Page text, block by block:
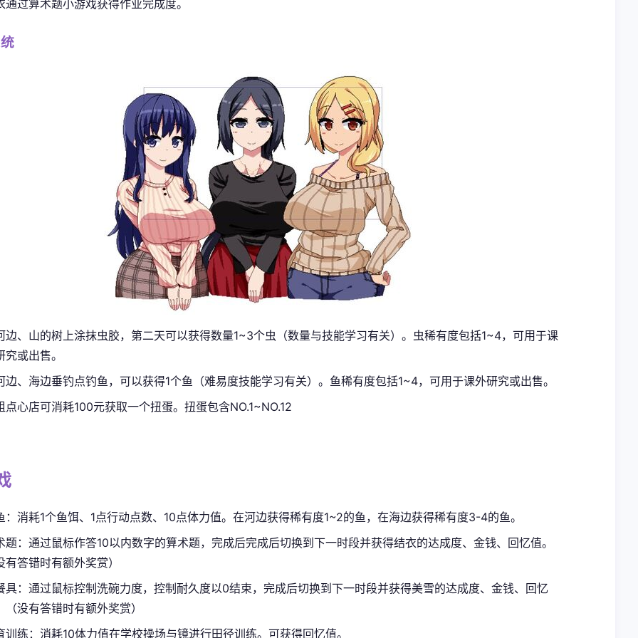
通过算术题小游戏获得作业完成度。
边、山的树上涂抹虫胶，第二天可以获得数量1~3个虫（数量与技能学习有关）。虫稀有度包括1~4，可用于课
究或出售。
边、海边垂钓点钓鱼，可以获得1个鱼（难易度技能学习有关）。鱼稀有度包括1~4，可用于课外研究或出售。
点心店可消耗100元获取一个扭蛋。扭蛋包含NO.1~NO.12
：消耗1个鱼饵、1点行动点数、10点体力值。在河边获得稀有度1~2的鱼，在海边获得稀有度3-4的鱼。
题：通过鼠标作答10以内数字的算术题，完成后完成后切换到下一时段并获得结衣的达成度、金钱、回忆值。
有答错时有额外奖赏）
具：通过鼠标控制洗碗力度，控制耐久度以0结束，完成后切换到下一时段并获得美雪的达成度、金钱、回忆
（没有答错时有额外奖赏）
训练：消耗10体力值在学校操场与镜进行田径训练。可获得回忆值。